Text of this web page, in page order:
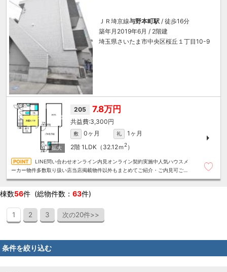
ＪＲ埼京線与野本町駅 / 徒歩16分
築年月2019年6月 / 2階建
埼玉県さいたま市中央区桜丘１丁目10-9
205 7.8万円
3,300円
敷 0ヶ月 礼
1ヶ月
2階 1LDK（32.12ｍ 2）
LINE問い合わせオンライン内見オンライン契約実施中人気ハウスメ
ーカー物件多数取り扱い店当店掲載物件以外もまとめてご紹介・ご内見可ご予
棟数56件 (総物件数： 63件)
1 2 3 次の20件>>
条件を絞り込む